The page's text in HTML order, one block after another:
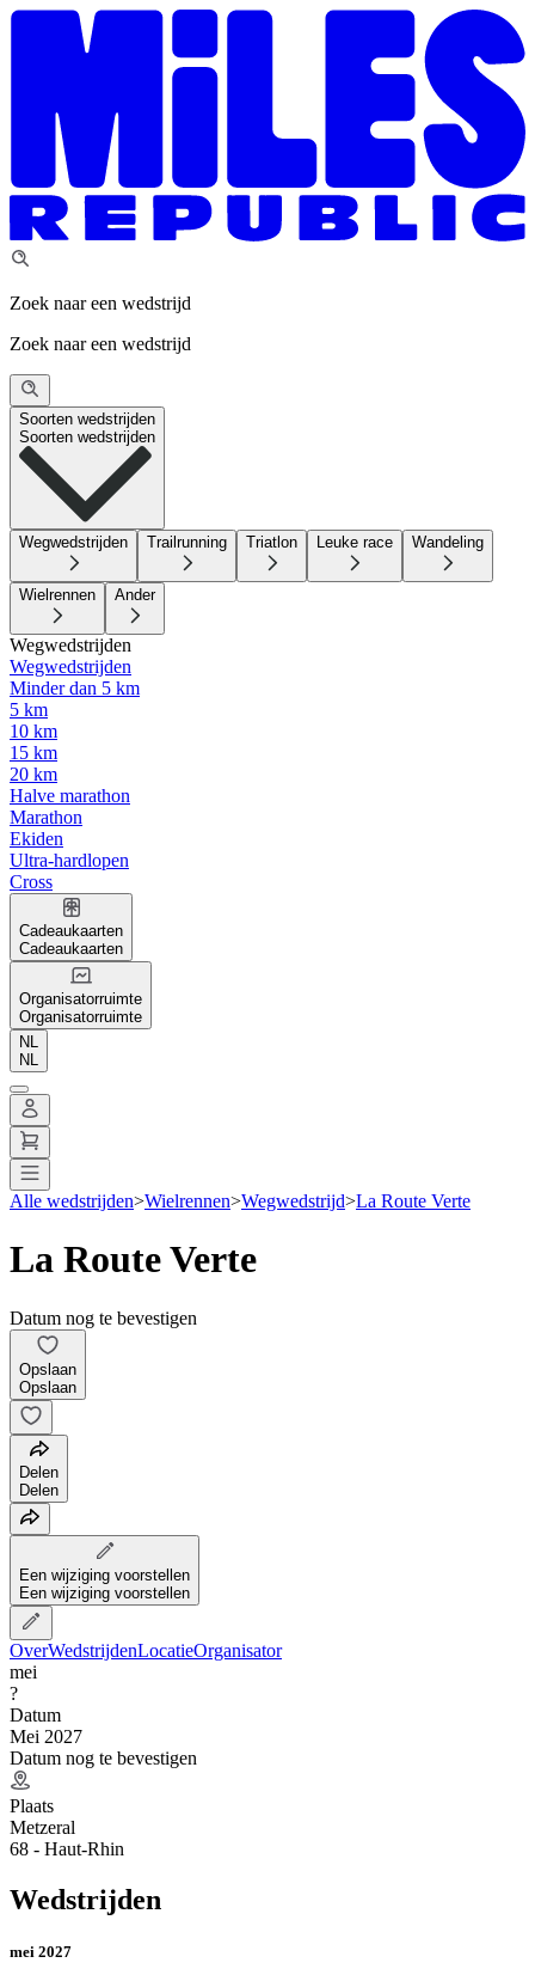
Zoek naar een wedstrijd
Zoek naar een wedstrijd
Soorten wedstrijden
Soorten wedstrijden
Wegwedstrijden Trailrunning Triatlon Leuke race Wandeling
Wielrennen Ander
Wegwedstrijden
Wegwedstrijden
Minder dan 5 km
5 km
10 km
15 km
20 km
Halve marathon
Marathon
Ekiden
Ultra-hardlopen
Cross
Cadeaukaarten
Cadeaukaarten
Organisatorruimte
Organisatorruimte
NL
NL
Alle wedstrijden>Wielrennen>Wegwedstrijd>La Route Verte
La Route Verte
Datum nog te bevestigen
Opslaan
Opslaan
Delen
Delen
Een wijziging voorstellen
Een wijziging voorstellen
OverWedstrijdenLocatieOrganisator
mei
?
Datum
Mei 2027
Datum nog te bevestigen
Plaats
Metzeral
68 - Haut-Rhin
Wedstrijden
mei 2027